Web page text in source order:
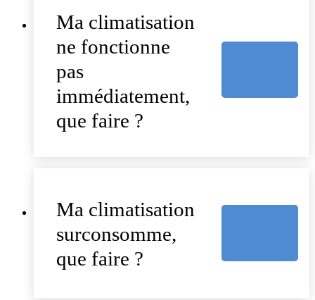
Ma climatisation
ne fonctionne
pas
immédiatement,
que faire ?
Ma climatisation
surconsomme,
que faire ?